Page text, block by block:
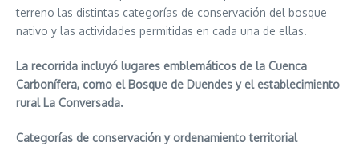
terreno las distintas categorías de conservación del bosque
nativo y las actividades permitidas en cada una de ellas.
La recorrida incluyó lugares emblemáticos de la Cuenca
Carbonífera, como el Bosque de Duendes y el establecimiento
rural La Conversada.
Categorías de conservación y ordenamiento territorial